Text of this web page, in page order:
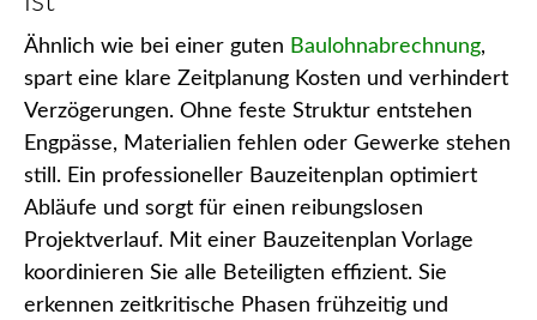
Ähnlich wie bei einer guten Baulohnabrechnung,
spart eine klare Zeitplanung Kosten und verhindert
Verzögerungen. Ohne feste Struktur entstehen
Engpässe, Materialien fehlen oder Gewerke stehen
still. Ein professioneller Bauzeitenplan optimiert
Abläufe und sorgt für einen reibungslosen
Projektverlauf. Mit einer Bauzeitenplan Vorlage
koordinieren Sie alle Beteiligten effizient. Sie
erkennen zeitkritische Phasen frühzeitig und